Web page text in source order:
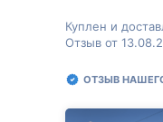
Куплен и
Отзыв от
ОТЗЫВ